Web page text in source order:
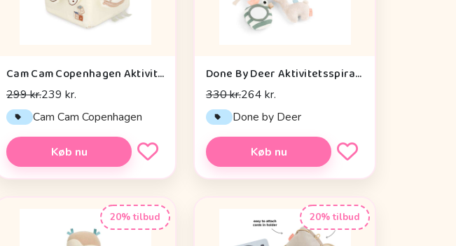
Cam Cam Copenhagen Aktivitetsterning - OCS - Vintage Toys
299 kr.239 kr.
Cam Cam Copenhagen
Køb nu
Done By Deer Aktivitetsspiral - Lalee Sand
330 kr.264 kr.
Done by Deer
Køb nu
20% tilbud 20% tilbud